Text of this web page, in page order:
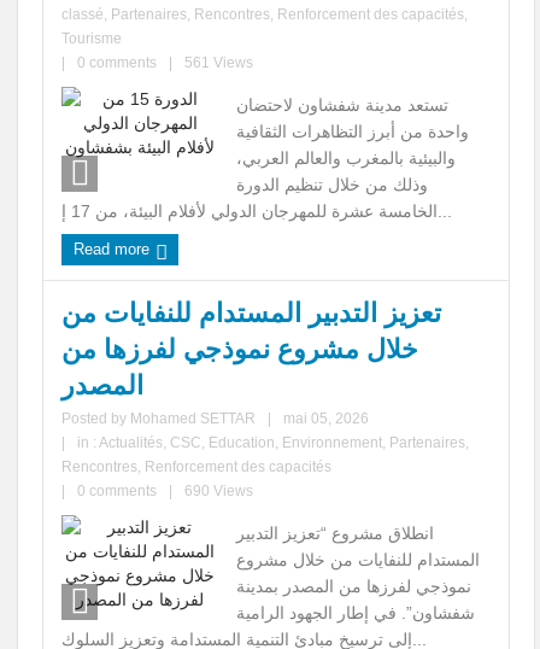
تنظيم دورة تكوينية لفائدة مجموعة من متطوعي التعاونية الغابوية (مستقبل
حملة ترافع طيلة أسبوع تحت شعار: من أجل إصلاح شامل لمدونة الأسرة…
إحداث ستة (6) مسارات جيوسياحية على مستوى جيوبارك شفشاون
يوم تكويني حول موضوع: حقوق الطفل من منظور النوع الاجتماعي
ورشات تكوينية حول فن الطبخ، لفائدة أصحاب المآوي السياحية والطلبة
classé, Partenaires, Rencontres, Renforcement des capacités,
Tourisme
0 comments 561 Views
تستعد مدينة شفشاون لاحتضان
واحدة من أبرز التظاهرات الثقافية
والبيئية بالمغرب والعالم العربي،
وذلك من خلال تنظيم الدورة
Read more
تعزيز التدبير المستدام للنفايات من
خلال مشروع نموذجي لفرزها من
المصدر
Posted by Mohamed SETTAR
mai 05, 2026
in :Actualités, CSC, Education, Environnement, Partenaires,
Rencontres, Renforcement des capacités
0 comments 690 Views
انطلاق مشروع “تعزيز التدبير
المستدام للنفايات من خلال مشروع
نموذجي لفرزها من المصدر بمدينة
شفشاون”. في إطار الجهود الرامية